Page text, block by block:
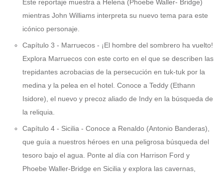
Este reportaje muestra a Helena (Phoebe Waller- Bridge)
mientras John Williams interpreta su nuevo tema para este
icónico personaje.
Capítulo 3 - Marruecos - ¡El hombre del sombrero ha vuelto!
Explora Marruecos con este corto en el que se describen las
trepidantes acrobacias de la persecución en tuk-tuk por la
medina y la pelea en el hotel. Conoce a Teddy (Ethann
Isidore), el nuevo y precoz aliado de Indy en la búsqueda de
la reliquia.
Capítulo 4 - Sicilia - Conoce a Renaldo (Antonio Banderas),
que guía a nuestros héroes en una peligrosa búsqueda del
tesoro bajo el agua. Ponte al día con Harrison Ford y
Phoebe Waller-Bridge en Sicilia y explora las cavernas,